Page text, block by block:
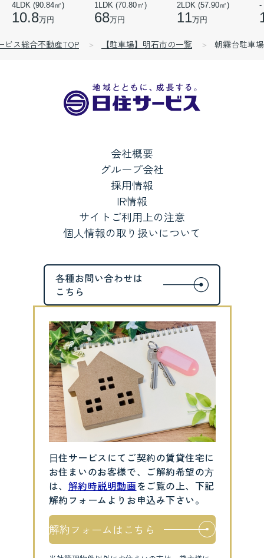
4LDK (90.84㎡)
10.8万円
1LDK (70.80㎡)
68万円
2LDK (57.90㎡)
11万円
-
ビス総合不動産TOP 【駐車場】明石市の一覧 朝霧台駐車場
会社概要
グループ会社
採用情報
IR情報
サイトご利用上の注意
個人情報の取り扱いについて
⽇住サービスにてご契約の賃貸住宅に
お住まいのお客様で、ご解約希望の⽅
は、 解約時説明動画をご覧の上、下記
解約フォームよりお申込み下さい。
解約フォームはこちら